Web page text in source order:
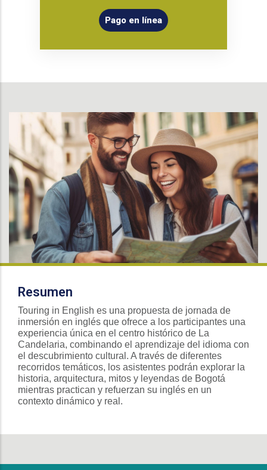
Pago en línea
Resumen
Touring in English es una propuesta de jornada de
inmersión en inglés que ofrece a los participantes una
experiencia única en el centro histórico de La
Candelaria, combinando el aprendizaje del idioma con
el descubrimiento cultural. A través de diferentes
recorridos temáticos, los asistentes podrán explorar la
historia, arquitectura, mitos y leyendas de Bogotá
mientras practican y refuerzan su inglés en un
contexto dinámico y real.